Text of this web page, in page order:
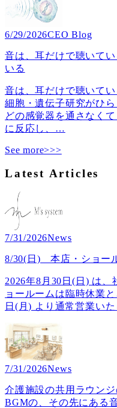
6/29/2026CEO Blog
音は、耳だけで聴いて
いる
音は、耳だけで聴いて
細胞・遺伝子研究がひ
どの感覚器を通さなく
に反応し、 …
See more>>>
Latest Articles
7/31/2026News
8/30(日) 本店・ショー
2026年8月30日(日) は
ョールームは臨時休業
日(月) より通常営業い
7/31/2026News
介護施設の共用ラウン
BGMの、その先にある